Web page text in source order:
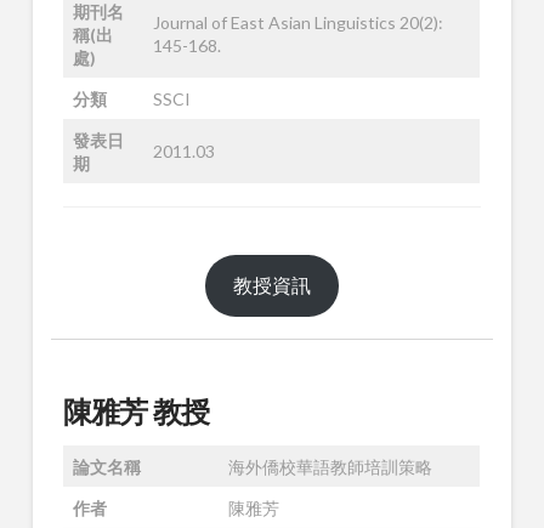
期刊名
稱(出
處)
Journal of East Asian Linguistics 20(2):
145-168.
分類
SSCI
發表日
期
2011.03
教授資訊
陳雅芳 教授
論文名稱
海外僑校華語教師培訓策略
作者
陳雅芳